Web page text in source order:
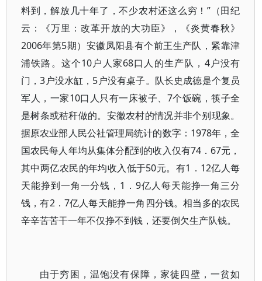
料到，解放几十年了，不少农村还这么穷！”（田纪
云：《万里：改革开放的大功臣》，《炎黄春秋》
2006年第5期）安徽凤阳县有个前王生产队，紧靠津
浦铁路。这个10户人家68口人的生产队，4户没有
门，3户没水缸，5户没有桌子。队长史成德是个复员
军人，一家10口人只有一床被子、7个饭碗，筷子全
是树条或秸秆做的。安徽农村的情况并非个别现象。
据原农业部人民公社管理局统计的数字：1978年，全
国农民每人年均从集体分配到的收入仅有74．67元，
其中两亿农民的年均收入低于50元。有1．12亿人每
天能挣到一角一分钱，1．9亿人每天能挣一角三分
钱，有2．7亿人每天能挣一角四分钱。相当多的农民
辛辛苦苦干一年不仅挣不到钱，还要倒欠生产队钱。
由于穷困，温饱没有保障，家徒四壁，一贫如